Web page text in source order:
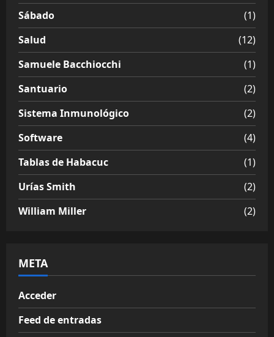
Sábado
(1)
Salud
(12)
Samuele Bacchiocchi
(1)
Santuario
(2)
Sistema Inmunológico
(2)
Software
(4)
Tablas de Habacuc
(1)
Urías Smith
(2)
William Miller
(2)
META
Acceder
Feed de entradas